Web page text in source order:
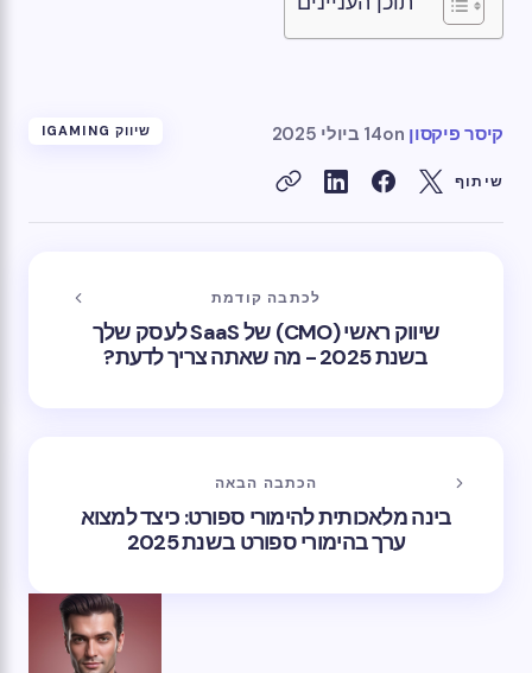
קיסר פיקסון on14 ביולי 2025 שיווק IGAMING
שיתוף
לכתבה קודמת
שיווק ראשי (CMO) של SaaS לעסק שלך
בשנת 2025 - מה שאתה צריך לדעת?
הכתבה הבאה
בינה מלאכותית להימורי ספורט: כיצד למצוא
ערך בהימורי ספורט בשנת 2025